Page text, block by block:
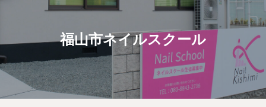
福山市ネイルスクール
Instagram
メニュー案内